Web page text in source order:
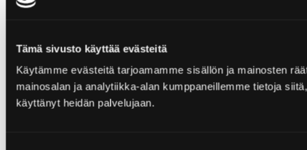
Tämä sivusto käyttää evästeitä
Käytämme evästeitä tarjoamamme sisällön ja mainosten
mainosalan ja analytiikka-alan kumppaneillemme tietoja
käyttänyt heidän palvelujaan.